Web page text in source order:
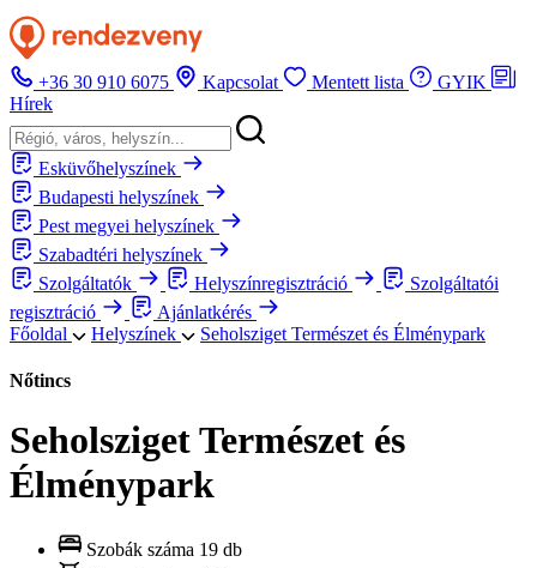
+36 30 910 6075 Kapcsolat Mentett lista
GYIK
Hírek
Esküvőhelyszínek
Budapesti helyszínek
Pest megyei helyszínek
Szabadtéri helyszínek
Szolgáltatók
Helyszínregisztráció
Szolgáltatói
regisztráció
Ajánlatkérés
Főoldal
Helyszínek Seholsziget Természet és Élménypark
Nőtincs
Seholsziget Természet és
Élménypark
Szobák száma 19 db